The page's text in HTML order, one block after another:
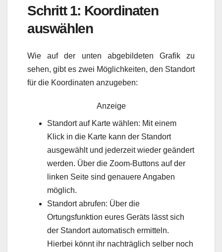
Schritt 1: Koordinaten
auswählen
Wie auf der unten abgebildeten Grafik zu
sehen, gibt es zwei Möglichkeiten, den Standort
für die Koordinaten anzugeben:
Anzeige
Standort auf Karte wählen: Mit einem
Klick in die Karte kann der Standort
ausgewählt und jederzeit wieder geändert
werden. Über die Zoom-Buttons auf der
linken Seite sind genauere Angaben
möglich.
Standort abrufen: Über die
Ortungsfunktion eures Geräts lässt sich
der Standort automatisch ermitteln.
Hierbei könnt ihr nachträglich selber noch